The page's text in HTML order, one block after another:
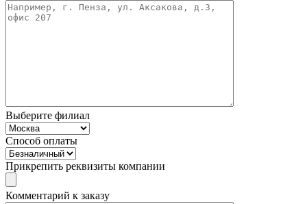
Выберите филиал
Способ оплаты
Прикрепить реквизиты компании
Комментарий к заказу